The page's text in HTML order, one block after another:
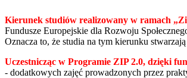
Kierunek studiów realizowany w ramach
Fundusze Europejskie dla Rozwoju
Oznacza to, że studia na tym kierunku
Uczestnicząc w Programie ZIP 2.0, dzięki
- dodatkowych zajęć prowadzonych przez